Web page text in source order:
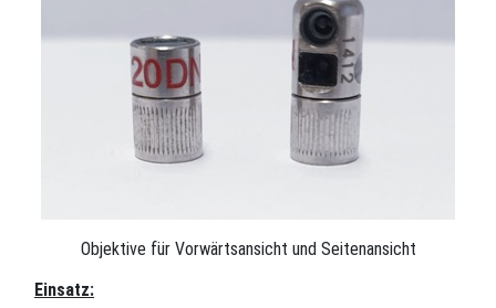
Objektive für Vorwärtsansicht und Seitenansicht
Einsatz: